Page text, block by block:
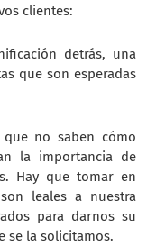
clientes:
detrás, una
que son esperadas
que no saben cómo
la importancia de
Hay que tomar en
leales a nuestra
para darnos su
se la solicitamos.